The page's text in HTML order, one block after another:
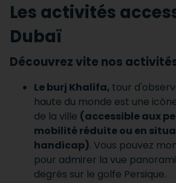
Les activités
Dubaï
Découvrez vite nos
Le burj Khalifa, tour
haute du monde est une
de la ville (accessible aux
mobilité réduite ou en
handicap). Vous pouvez
pour admirer la vue
degrés sur le golfe Persique.